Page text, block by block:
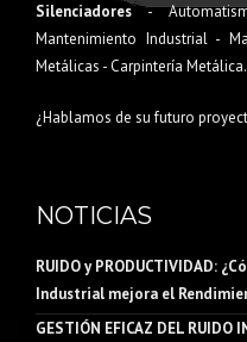
Silenciadores-
Mantenimiento Industrial -
Metálicas - Carpintería Metálica.
¿Hablamos de su futuro
NOTICIAS
RUIDO y PRODUCTIVIDAD:
Industrial mejora el
GESTIÓN EFICAZ DEL